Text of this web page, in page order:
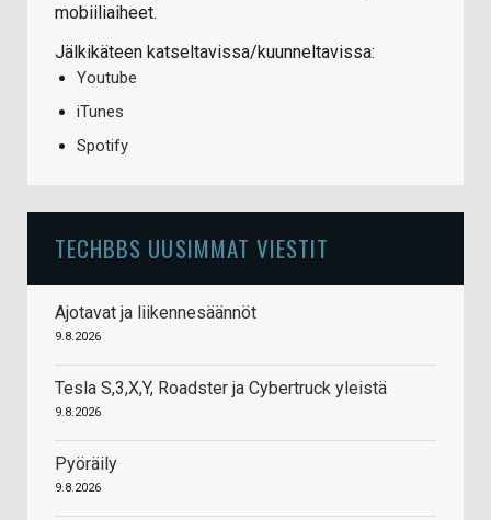
mobiiliaiheet.
Jälkikäteen katseltavissa/kuunneltavissa:
Youtube
iTunes
Spotify
TECHBBS UUSIMMAT VIESTIT
Ajotavat ja liikennesäännöt
9.8.2026
Tesla S,3,X,Y, Roadster ja Cybertruck yleistä
9.8.2026
Pyöräily
9.8.2026